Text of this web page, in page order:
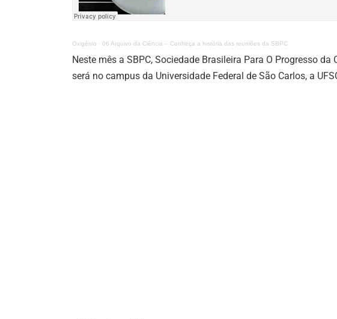
Oxigênio · 06 Arquivo da Ciência – Conheça a história das reuniões da SBPC
Neste mês a SBPC, Sociedade Brasileira Para O Progresso
será no campus da Universidade Federal de São Carlos, a